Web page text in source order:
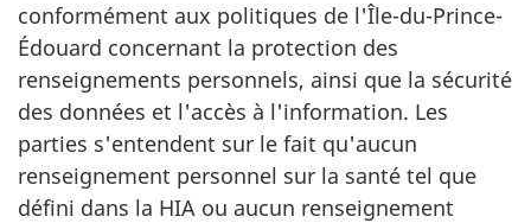
conformément aux politiques de l'Île-du-Prince-
Édouard concernant la protection des
renseignements personnels, ainsi que la sécurité
des données et l'accès à l'information. Les
parties s'entendent sur le fait qu'aucun
renseignement personnel sur la santé tel que
défini dans la HIA ou aucun renseignement